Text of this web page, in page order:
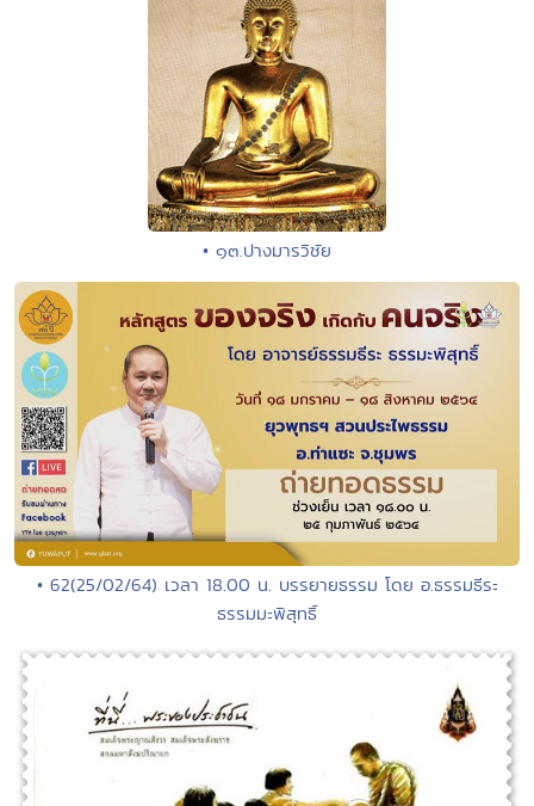
• ๑๓.ปางมารวิชัย
• 62(25/02/64) เวลา 18.00 น. บรรยายธรรม โดย อ.ธรรมธีระ
ธรรมมะพิสุทธิ์